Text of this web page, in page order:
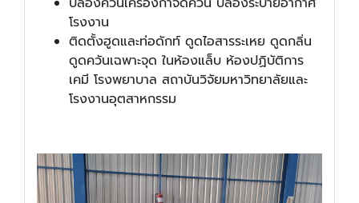
โรงงาน
ติดตั้งฮูดและท่อดักท์ ดูดไอสารระเหย ดูดกลิ่น
ดูดควันเฉพาะจุด ในห้องแล็บ ห้องปฏิบัติการ
เคมี โรงพยาบาล สถาบันวิจัยมหาวิทยาลัยและ
โรงงานอุตสาหกรรม